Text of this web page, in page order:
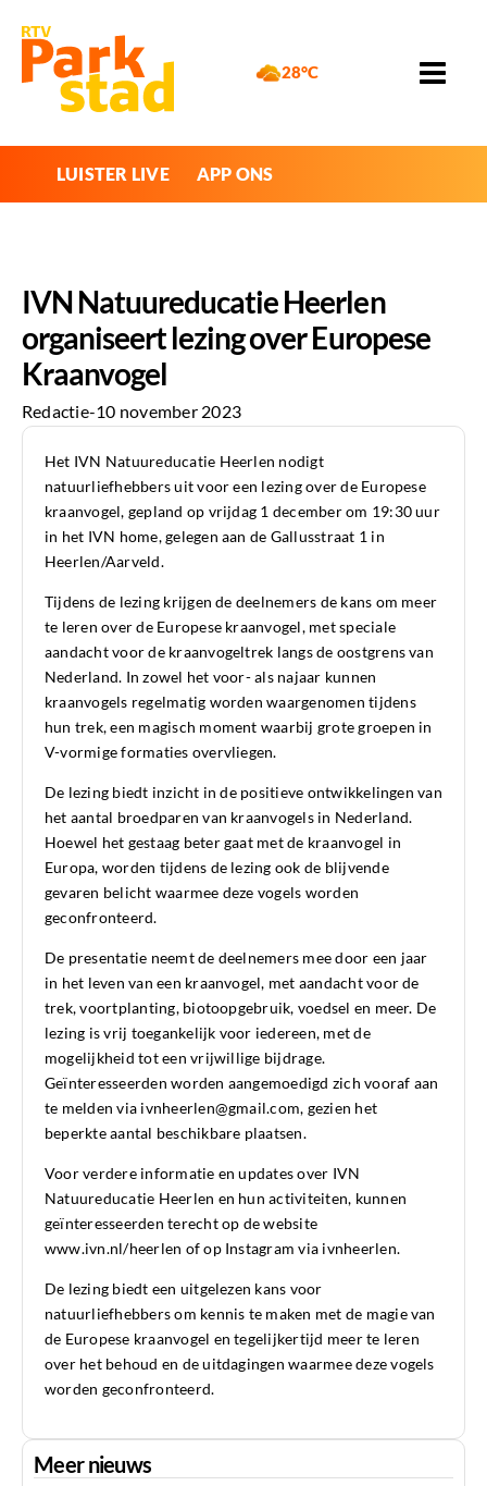
28°C
LUISTER LIVE APP ONS
IVN Natuureducatie Heerlen
organiseert lezing over Europese
Kraanvogel
Redactie-10 november 2023
Het IVN Natuureducatie Heerlen nodigt
natuurliefhebbers uit voor een lezing over de Europese
kraanvogel, gepland op vrijdag 1 december om 19:30 uur
in het IVN home, gelegen aan de Gallusstraat 1 in
Heerlen/Aarveld.
Tijdens de lezing krijgen de deelnemers de kans om meer
te leren over de Europese kraanvogel, met speciale
aandacht voor de kraanvogeltrek langs de oostgrens van
Nederland. In zowel het voor- als najaar kunnen
kraanvogels regelmatig worden waargenomen tijdens
hun trek, een magisch moment waarbij grote groepen in
V-vormige formaties overvliegen.
De lezing biedt inzicht in de positieve ontwikkelingen van
het aantal broedparen van kraanvogels in Nederland.
Hoewel het gestaag beter gaat met de kraanvogel in
Europa, worden tijdens de lezing ook de blijvende
gevaren belicht waarmee deze vogels worden
geconfronteerd.
De presentatie neemt de deelnemers mee door een jaar
in het leven van een kraanvogel, met aandacht voor de
trek, voortplanting, biotoopgebruik, voedsel en meer. De
lezing is vrij toegankelijk voor iedereen, met de
mogelijkheid tot een vrijwillige bijdrage.
Geïnteresseerden worden aangemoedigd zich vooraf aan
te melden via ivnheerlen@gmail.com, gezien het
beperkte aantal beschikbare plaatsen.
Voor verdere informatie en updates over IVN
Natuureducatie Heerlen en hun activiteiten, kunnen
geïnteresseerden terecht op de website
www.ivn.nl/heerlen of op Instagram via ivnheerlen.
De lezing biedt een uitgelezen kans voor
natuurliefhebbers om kennis te maken met de magie van
de Europese kraanvogel en tegelijkertijd meer te leren
over het behoud en de uitdagingen waarmee deze vogels
worden geconfronteerd.
Meer nieuws